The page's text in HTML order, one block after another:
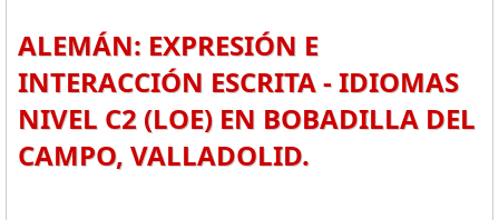
ALEMÁN: EXPRESIÓN E
INTERACCIÓN ESCRITA - IDIOMAS
NIVEL C2 (LOE) EN BOBADILLA DEL
CAMPO, VALLADOLID.